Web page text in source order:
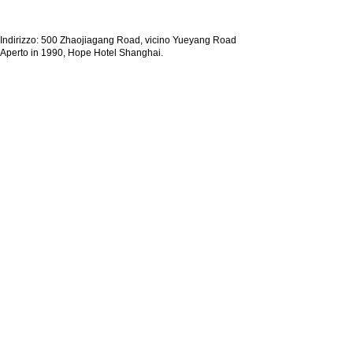
Indirizzo: 500 Zhaojiagang Road, vicino Yueyang Road
Aperto in 1990, Hope Hotel Shanghai.